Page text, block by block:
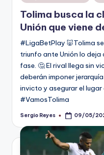
en
Tolima busca la
Unión que viene
#LigaBetPlay 🐷Tolima
triunfo ante Unión lo deja
fase. 🤔 El rival llega sin
deberán imponer
invicto y asegurar el lugar
#VamosTolima
Publicado
Sergio Reyes 09/05/